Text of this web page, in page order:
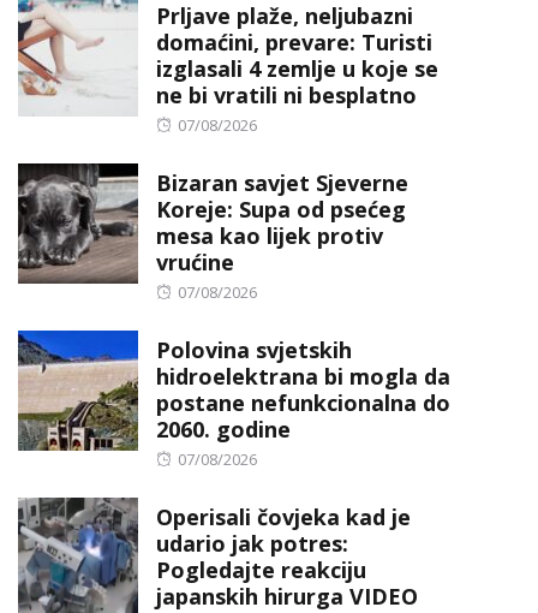
Prljave plaže, neljubazni
domaćini, prevare: Turisti
izglasali 4 zemlje u koje se
ne bi vratili ni besplatno
Posted
07/08/2026
Bizaran savjet Sjeverne
Koreje: Supa od psećeg
mesa kao lijek protiv
vrućine
Posted
07/08/2026
Polovina svjetskih
hidroelektrana bi mogla da
postane nefunkcionalna do
2060. godine
Posted
07/08/2026
Operisali čovjeka kad je
udario jak potres:
Pogledajte reakciju
japanskih hirurga VIDEO